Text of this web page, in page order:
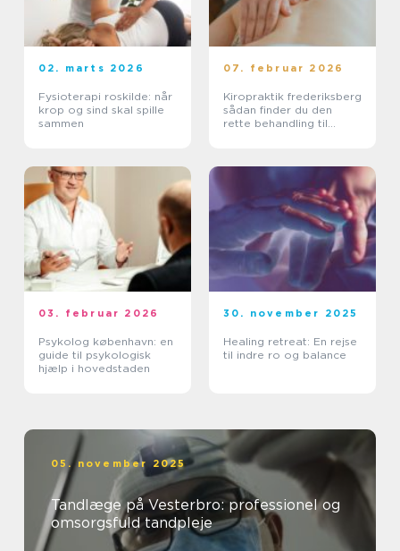
02. marts 2026
Fysioterapi roskilde: når
krop og sind skal spille
sammen
07. februar 2026
Kiropraktik frederiksberg
sådan finder du den
rette behandling til
03. februar 2026
Psykolog københavn: en
guide til psykologisk
hjælp i hovedstaden
30. november 2025
Healing retreat: En rejse
til indre ro og balance
05. november 2025
Tandlæge på Vesterbro: professionel og
omsorgsfuld tandpleje